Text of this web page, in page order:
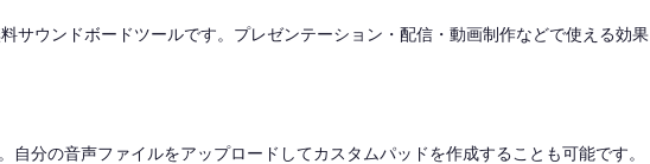
サウンドボードツールです。プレゼンテーション・配信・動画制作などで使える効果
分の音声ファイルをアップロードしてカスタムパッドを作成することも可能です。